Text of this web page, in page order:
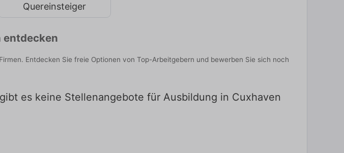
Quereinsteiger
entdecken
Entdecken Sie freie Optionen von Top-Arbeitgebern und bewerben Sie sich noch
es keine Stellenangebote für Ausbildung in Cuxhaven